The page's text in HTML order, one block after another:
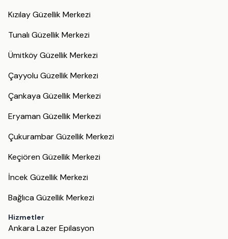
Kızılay Güzellik Merkezi
Tunalı Güzellik Merkezi
Ümitköy Güzellik Merkezi
Çayyolu Güzellik Merkezi
Çankaya Güzellik Merkezi
Eryaman Güzellik Merkezi
Çukurambar Güzellik Merkezi
Keçiören Güzellik Merkezi
İncek Güzellik Merkezi
Bağlıca Güzellik Merkezi
Hizmetler
Ankara Lazer Epilasyon